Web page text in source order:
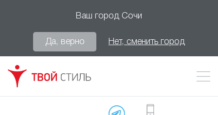
Ваш город Сочи
Да, верно Нет, сменить город